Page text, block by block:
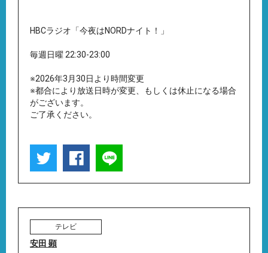
HBCラジオ「今夜はNORDナイト！」
毎週日曜 22:30-23:00
※2026年3月30日より時間変更
※都合により放送日時が変更、もしくは休止になる場合
がございます。
ご了承ください。
テレビ
安田 顕